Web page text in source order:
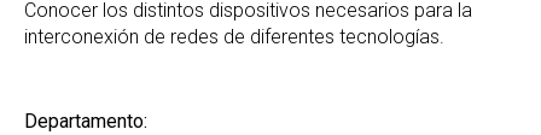
Conocer los distintos dispositivos necesarios para la
interconexión de redes de diferentes tecnologías.
Departamento: